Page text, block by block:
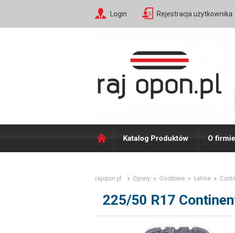
Login Rejestracja użytkownika
Katalog Produktów O firmie
rajopon.pl Opony Osobowe Letnie
225/50 R17